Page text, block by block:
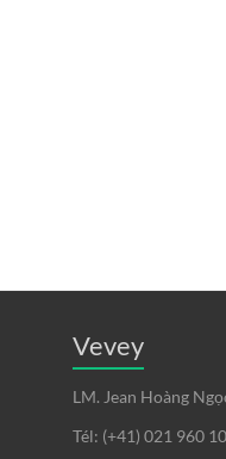
Vevey
LM. Jean Hoàng
Tél: (+41) 021 960